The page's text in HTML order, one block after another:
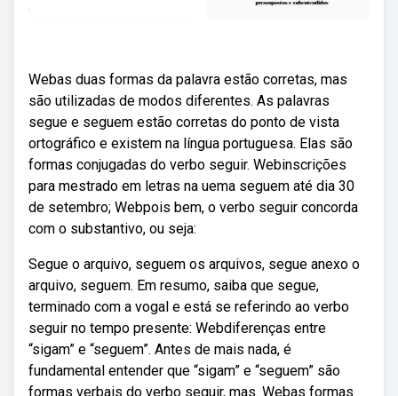
Webas duas formas da palavra estão corretas, mas
são utilizadas de modos diferentes. As palavras
segue e seguem estão corretas do ponto de vista
ortográfico e existem na língua portuguesa. Elas são
formas conjugadas do verbo seguir. Webinscrições
para mestrado em letras na uema seguem até dia 30
de setembro; Webpois bem, o verbo seguir concorda
com o substantivo, ou seja:
Segue o arquivo, seguem os arquivos, segue anexo o
arquivo, seguem. Em resumo, saiba que segue,
terminado com a vogal e está se referindo ao verbo
seguir no tempo presente: Webdiferenças entre
“sigam” e “seguem”. Antes de mais nada, é
fundamental entender que “sigam” e “seguem” são
formas verbais do verbo seguir, mas. Webas formas